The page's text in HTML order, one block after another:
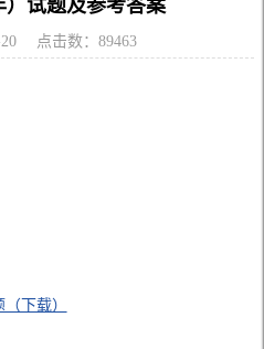
）试题及参考答案
20 点击数： 89463
下载）